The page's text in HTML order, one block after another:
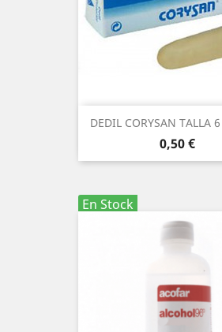
DEDIL CORYSAN TALLA
Precio
0,50 €
En Stock